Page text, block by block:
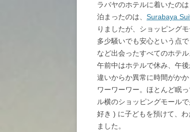
ラバヤのホテルに着いたの
泊まったのは、 Surabaya
りましたが、ショッピング
多少騒いでも安心という点
など出会ったすべてのホテ
午前中はホテルで休み、午
違いからか異常に時間がか
ワーワーワー。ほとんど眠
ル横のショッピングモール
好き ) に子どもを預けて、
ました。